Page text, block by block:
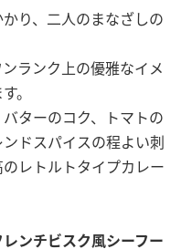
り、⼆⼈のまなざしの
ランク上の優雅なイメ
。
ターのコク、トマトの
ドスパイスの程よい刺
レトルトタイプカレー
ンチビスク風シーフー